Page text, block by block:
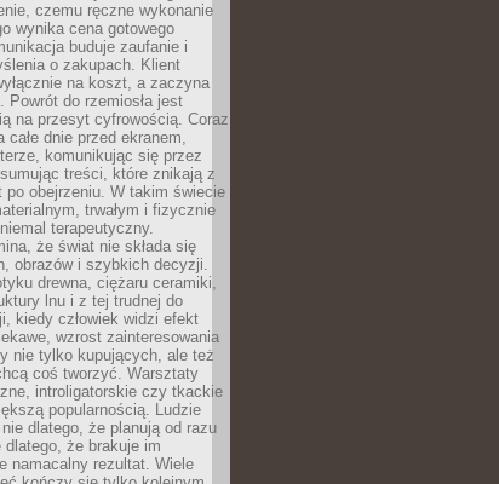
czemu ręczne wykonanie
wynika cena gotowego
buduje zaufanie i
o zakupach. Klient
na koszt, a zaczyna
Powrót do rzemiosła jest
na przesyt cyfrowością. Coraz
całe dnie przed ekranem,
komunikując się przez
treści, które znikają z
po obejrzeniu. W takim świecie
trwałym i fizycznie
terapeutyczny.
że świat nie składa się
obrazów i szybkich decyzji.
drewna, ciężaru ceramiki,
lnu i z tej trudnej do
kiedy człowiek widzi efekt
wzrost zainteresowania
nie tylko kupujących, ale też
coś tworzyć. Warsztaty
introligatorskie czy tkackie
popularnością. Ludzie
dlatego, że planują od razu
że brakuje im
namacalny rezultat. Wiele